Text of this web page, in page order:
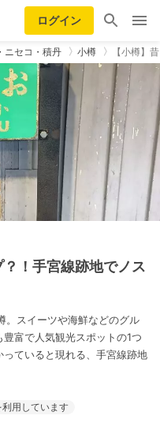
ログイン
ニセコ・積丹 小樽 【小樽】
？！手宮線跡地でノス
。スイーツや海鮮などのグル
富で人気観光スポットの1つ
ていると現れる、手宮線跡地
用しています